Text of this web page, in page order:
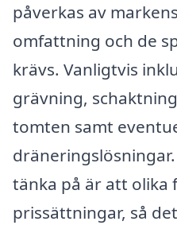
påverkas av
omfattning och de
krävs. Vanligtvis
grävning,
tomten samt
tänka på är att olika
prissättningar, så